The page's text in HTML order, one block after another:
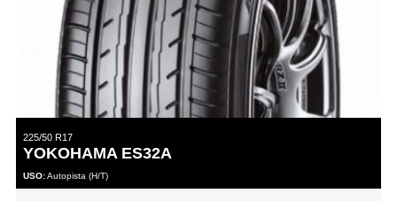
225/50 R17
YOKOHAMA ES32A
USO:Autopista (H/T)